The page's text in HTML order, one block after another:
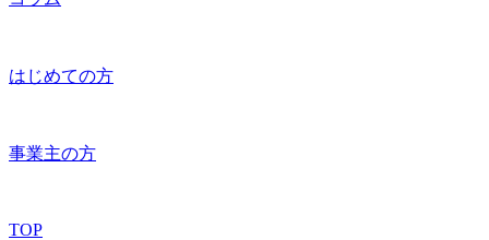
はじめての方
事業主の方
TOP